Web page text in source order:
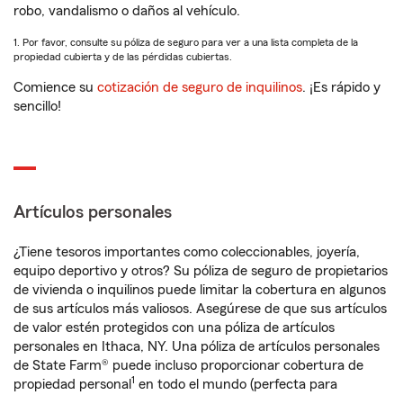
robo, vandalismo o daños al vehículo.
1. Por favor, consulte su póliza de seguro para ver a una lista completa de la
propiedad cubierta y de las pérdidas cubiertas.
Comience su cotización de seguro de inquilinos. ¡Es rápido y
sencillo!
Artículos personales
¿Tiene tesoros importantes como coleccionables, joyería,
equipo deportivo y otros? Su póliza de seguro de propietarios
de vivienda o inquilinos puede limitar la cobertura en algunos
de sus artículos más valiosos. Asegúrese de que sus artículos
de valor estén protegidos con una póliza de artículos
personales en Ithaca, NY. Una póliza de artículos personales
de State Farm® puede incluso proporcionar cobertura de
propiedad personal 1 en todo el mundo (perfecta para